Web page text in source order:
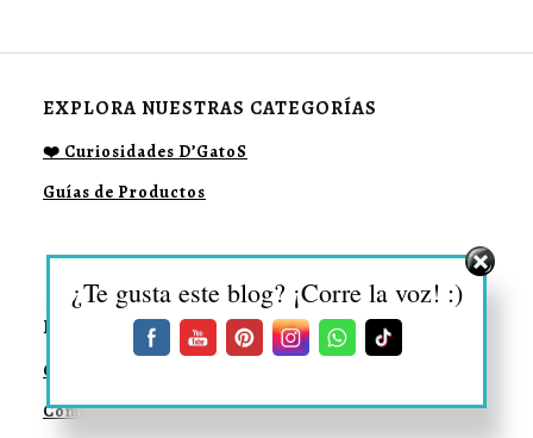
EXPLORA NUESTRAS CATEGORÍAS
❤️ Curiosidades D’GatoS
Guías de Productos
DESCUBRE MÁS SOBRE:
Convivencia
Comportamiento
¿Te gusta este blog? ¡Corre la voz! :)